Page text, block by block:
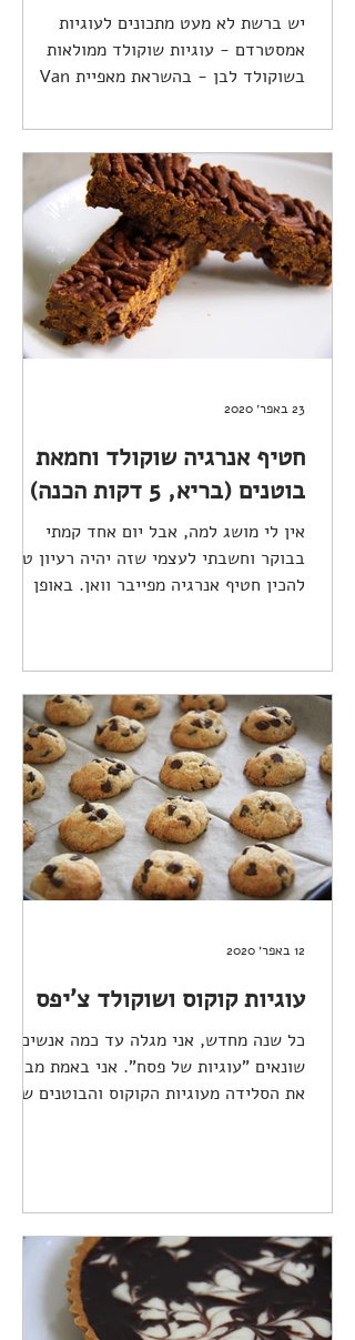
יש ברשת לא מעט מתכונים לעוגיות
אמסטרדם - עוגיות שוקולד ממולאות
בשוקולד לבן - בהשראת מאפיית Van
אותן,...
חטיף אנרגיה שוקולד וחמאת
בוטנים (בריא, 5 דקות הכנה)
אין לי מושג למה, אבל יום אחד קמתי
בבוקר וחשבתי לעצמי שזה יהיה רעיון טוב
להכין חטיף אנרגיה מפייבר וואן. באופן
23 באפר׳ 2020
עוגיות קוקוס ושוקולד צ'יפס
כל שנה מחדש, אני מגלה עד כמה אנשים
שונאים "עוגיות של פסח". אני באמת מבינה
את הסלידה מעוגיות הקוקוס והבוטנים של
12 באפר׳ 2020